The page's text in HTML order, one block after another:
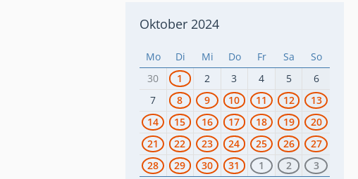
Oktober 2024
Mo Di Mi Do Fr Sa
So
30
1 2 3 4 5
6
7
8 9 10 11 12
13
14
15 16 17 18 19
20
21
22 23 24 25 26
27
28
29 30 31 1 2 3